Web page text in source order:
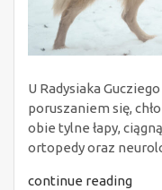
U Radysiaka
poruszaniem się,
obie tylne łapy,
ortopedy oraz
continue reading